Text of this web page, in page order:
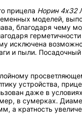
прицела Норин 4х32
моделей,
благодаря чему
исключена
и пыли.
устройства,
даже в
в сумерках.
а кратность